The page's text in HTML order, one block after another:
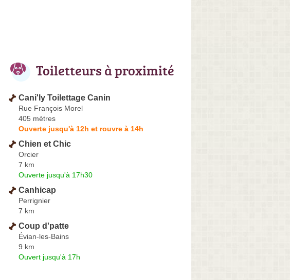
Toiletteurs à proximité
Cani'ly Toilettage Canin
Rue François Morel
405 mètres
Ouverte jusqu'à 12h et rouvre à 14h
Chien et Chic
Orcier
7 km
Ouverte jusqu'à 17h30
Canhicap
Perrignier
7 km
Coup d'patte
Évian-les-Bains
9 km
Ouvert jusqu'à 17h